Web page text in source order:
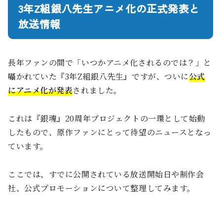
3年Z組銀八先生アニメ化の正式発表と
放送情報
長年ファンの間で「いつかアニメ化されるのでは？」と
囁かれていた『3年Z組銀八先生』ですが、ついに公式
にアニメ化が発表されました。
これは『銀魂』20周年プロジェクトの一環として始動
したもので、原作ファンにとって待望のニュースとなっ
ています。
ここでは、すでに公開されている放送開始日や制作会
社、公式プロモーションについて整理してみます。